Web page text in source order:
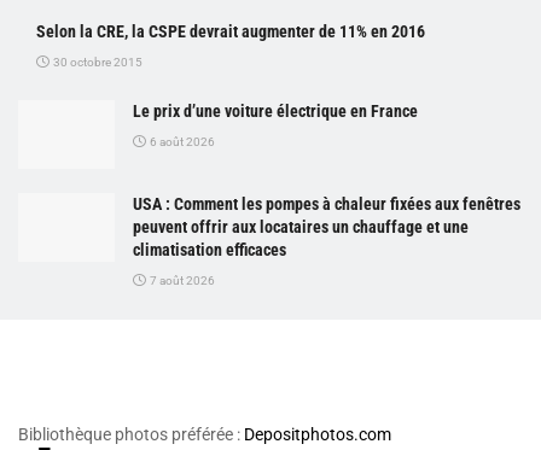
Selon la CRE, la CSPE devrait augmenter de 11% en 2016
30 octobre 2015
Le prix d’une voiture électrique en France
6 août 2026
USA : Comment les pompes à chaleur fixées aux fenêtres
peuvent offrir aux locataires un chauffage et une
climatisation efficaces
7 août 2026
Bibliothèque photos préférée : Depositphotos.com